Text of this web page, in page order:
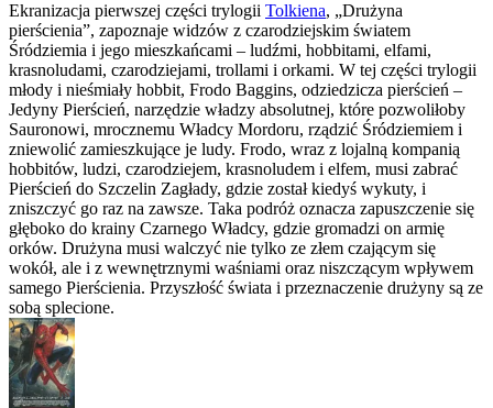
Ekranizacja pierwszej części trylogii Tolkiena, „Drużyna
pierścienia”, zapoznaje widzów z czarodziejskim światem
Śródziemia i jego mieszkańcami – ludźmi, hobbitami, elfami,
krasnoludami, czarodziejami, trollami i orkami. W tej części trylogii
młody i nieśmiały hobbit, Frodo Baggins, odziedzicza pierścień –
Jedyny Pierścień, narzędzie władzy absolutnej, które pozwoliłoby
Sauronowi, mrocznemu Władcy Mordoru, rządzić Śródziemiem i
zniewolić zamieszkujące je ludy. Frodo, wraz z lojalną kompanią
hobbitów, ludzi, czarodziejem, krasnoludem i elfem, musi zabrać
Pierścień do Szczelin Zagłady, gdzie został kiedyś wykuty, i
zniszczyć go raz na zawsze. Taka podróż oznacza zapuszczenie się
głęboko do krainy Czarnego Władcy, gdzie gromadzi on armię
orków. Drużyna musi walczyć nie tylko ze złem czającym się
wokół, ale i z wewnętrznymi waśniami oraz niszczącym wpływem
samego Pierścienia. Przyszłość świata i przeznaczenie drużyny są ze
sobą splecione.